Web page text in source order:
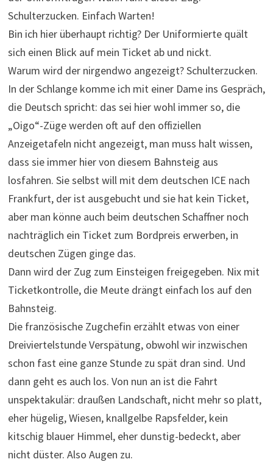
Schulterzucken. Einfach Warten!
Bin ich hier überhaupt richtig? Der Uniformierte quält
sich einen Blick auf mein Ticket ab und nickt.
Warum wird der nirgendwo angezeigt? Schulterzucken.
In der Schlange komme ich mit einer Dame ins Gespräch,
die Deutsch spricht: das sei hier wohl immer so, die
„Oigo“-Züge werden oft auf den offiziellen
Anzeigetafeln nicht angezeigt, man muss halt wissen,
dass sie immer hier von diesem Bahnsteig aus
losfahren. Sie selbst will mit dem deutschen ICE nach
Frankfurt, der ist ausgebucht und sie hat kein Ticket,
aber man könne auch beim deutschen Schaffner noch
nachträglich ein Ticket zum Bordpreis erwerben, in
deutschen Zügen ginge das.
Dann wird der Zug zum Einsteigen freigegeben. Nix mit
Ticketkontrolle, die Meute drängt einfach los auf den
Bahnsteig.
Die französische Zugchefin erzählt etwas von einer
Dreiviertelstunde Verspätung, obwohl wir inzwischen
schon fast eine ganze Stunde zu spät dran sind. Und
dann geht es auch los. Von nun an ist die Fahrt
unspektakulär: draußen Landschaft, nicht mehr so platt,
eher hügelig, Wiesen, knallgelbe Rapsfelder, kein
kitschig blauer Himmel, eher dunstig-bedeckt, aber
nicht düster. Also Augen zu.